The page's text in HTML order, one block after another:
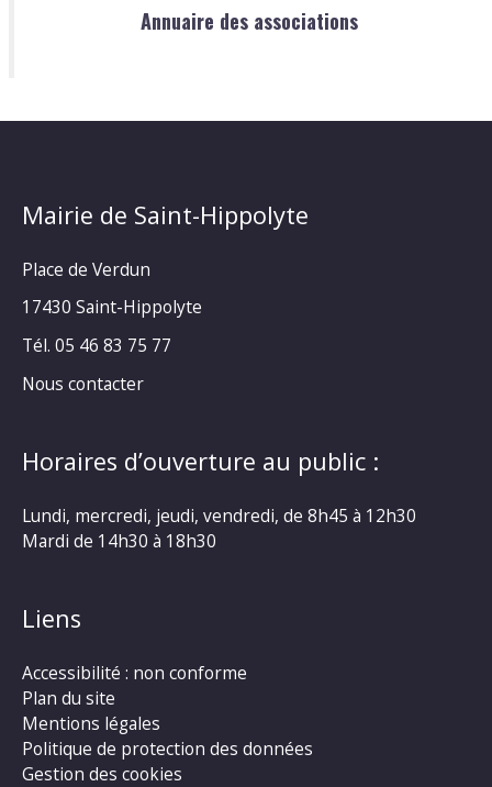
Annuaire des associations
Mairie de Saint-Hippolyte
Place de Verdun
17430 Saint-Hippolyte
Tél. 05 46 83 75 77
Nous contacter
Horaires d’ouverture au public :
Lundi, mercredi, jeudi, vendredi, de 8h45 à 12h30
Mardi de 14h30 à 18h30
Liens
Accessibilité : non conforme
Plan du site
Mentions légales
Politique de protection des données
Gestion des cookies